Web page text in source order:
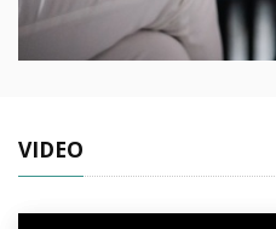
VIDEO